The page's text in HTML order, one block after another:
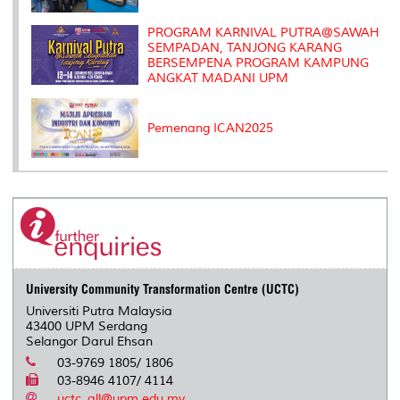
PROGRAM KARNIVAL PUTRA@SAWAH
SEMPADAN, TANJONG KARANG
BERSEMPENA PROGRAM KAMPUNG
ANGKAT MADANI UPM
Pemenang ICAN2025
University Community Transformation Centre (UCTC)
Universiti Putra Malaysia
43400 UPM Serdang
Selangor Darul Ehsan
03-9769 1805/ 1806
03-8946 4107/ 4114